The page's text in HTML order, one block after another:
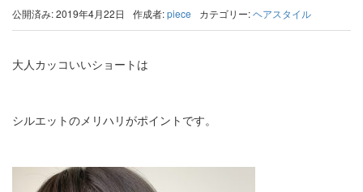
公開済み: 2019年4月22日 作成者:piece カテゴリー:ヘアスタイル
大人カッコいいショートは
シルエットのメリハリがポイントです。